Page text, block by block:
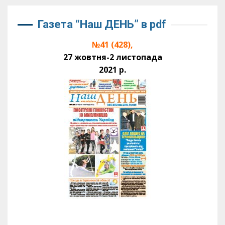
Газета “Наш ДЕНЬ” в pdf
№41 (428),
27 жовтня-2 листопада
2021 р.